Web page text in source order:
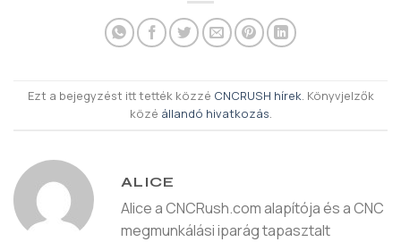
Ezt a bejegyzést itt tették közzé CNCRUSH hírek. Könyvjelzők
közé állandó hivatkozás.
ALICE
Alice a CNCRush.com alapítója és a CNC
megmunkálási iparág tapasztalt